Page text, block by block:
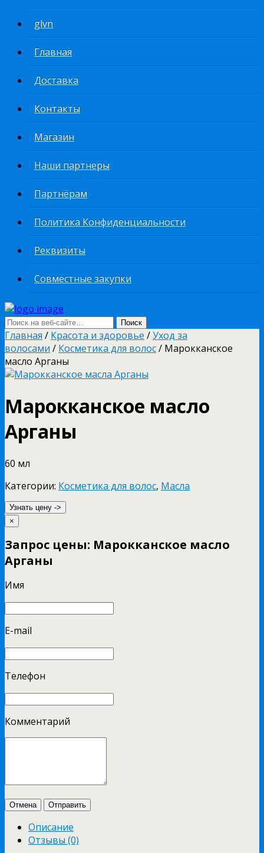
glvn
Главная
Доставка
Контакты
Магазин
Наши партнеры
Партнёрам
Политика Конфиденциальности
Реквизиты
Совместные закупки
Главная / Красота и здоровье /Уход за
волосами / Косметика для волос/ Марокканское
масло Арганы
Марокканское масло
Арганы
60 мл
Категории: Косметика для волос, Масла
Узнать цену ->
×
Запрос цены: Марокканское масло
Арганы
Имя
E-mail
Телефон
Комментарий
Отмена Отправить
Описание
Отзывы (0)